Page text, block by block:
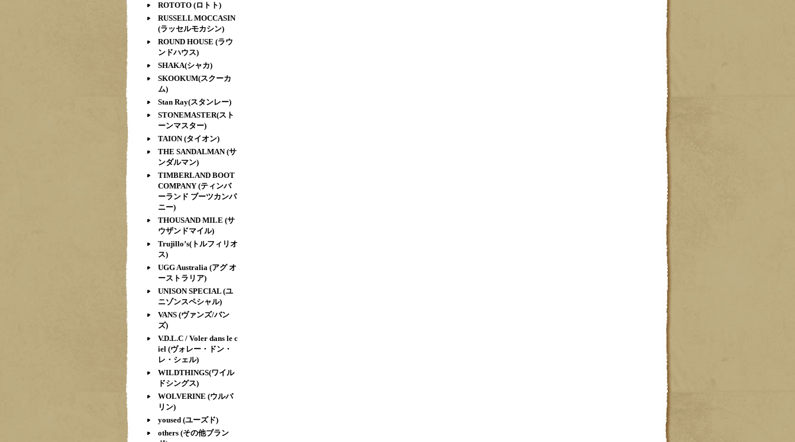
ROTOTO (ロトト)
RUSSELL MOCCASIN
(ラッセルモカシン)
ROUND HOUSE (ラウ
ンドハウス)
SHAKA(シャカ)
SKOOKUM(スクーカ
ム)
Stan Ray(スタンレー)
STONEMASTER(スト
ーンマスター)
TAION (タイオン)
THE SANDALMAN (サ
ンダルマン)
TIMBERLAND BOOT
COMPANY (ティンバ
ーランド ブーツカンパ
ニー)
THOUSAND MILE (サ
ウザンドマイル)
Trujillo’s(トルフィリオ
ス)
UGG Australia (アグ オ
ーストラリア)
UNISON SPECIAL (ユ
ニゾンスペシャル)
VANS (ヴァンズ/バン
ズ)
V.D.L.C / Voler dans le c
iel (ヴォレー・ドン・
レ・シェル)
WILDTHINGS(ワイル
ドシングス)
WOLVERINE (ウルバ
リン)
yoused (ユーズド)
others (その他ブラン